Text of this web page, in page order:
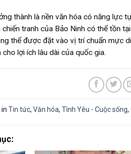
thành là nền văn hóa có năng lực
chiến tranh của Bảo Ninh có thể tồn
thể được đặt vào vị trí chuẩn mực
lợi ích lâu dài của quốc gia.
Tin tức, Văn hóa, Tình Yêu - Cuộc sống,